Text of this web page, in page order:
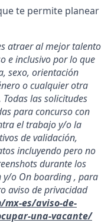
te permite planear
atraer al mejor talento
e inclusivo por lo que
sexo, orientación
o cualquier otra
las solicitudes
para concurso con
el trabajo y/o la
de validación,
incluyendo pero no
durante los
y/o On boarding , para
aviso de privacidad
es/aviso-de-
una-vacante/